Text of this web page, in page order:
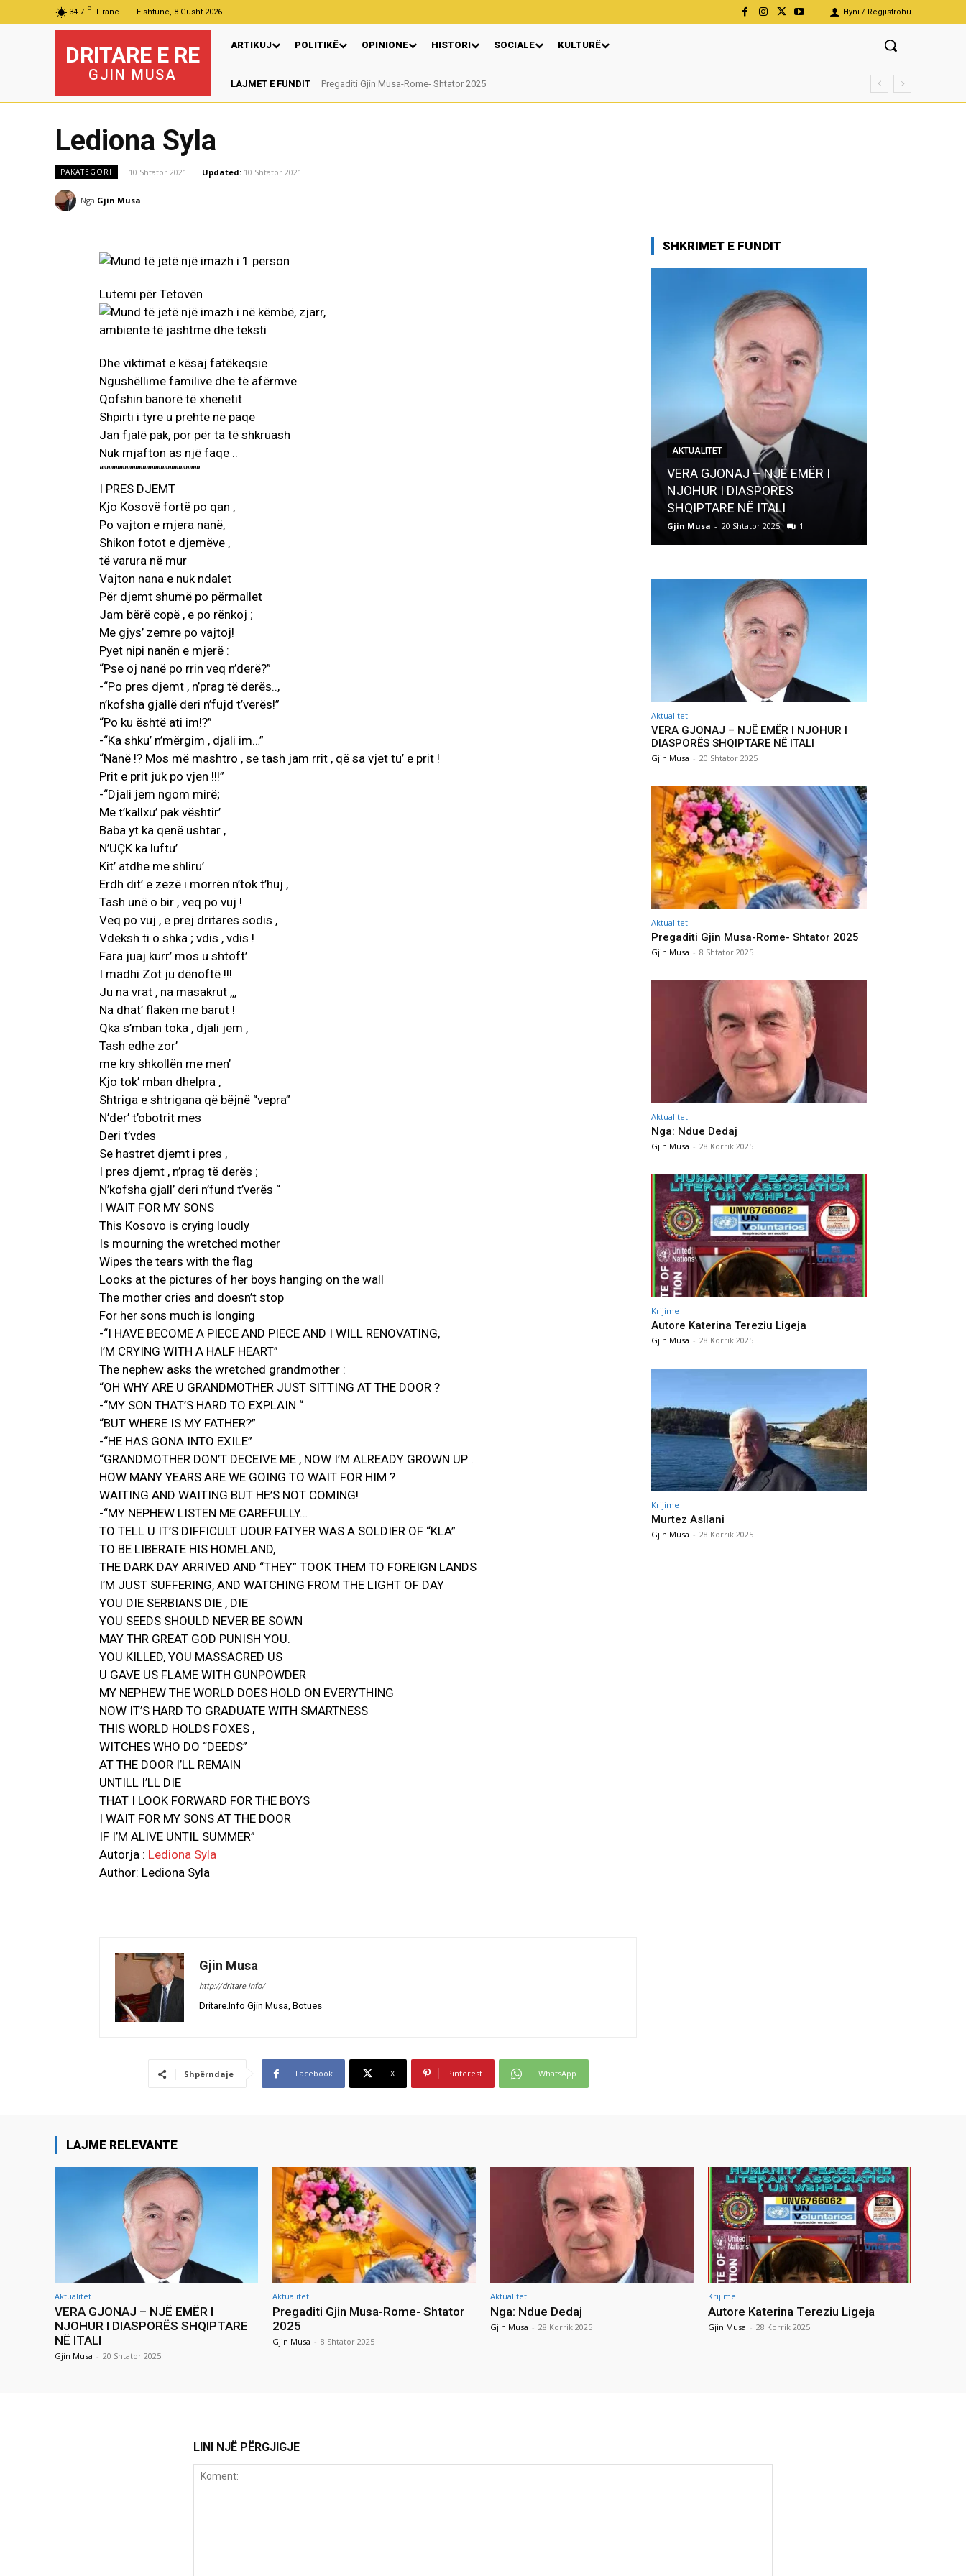
34.7 C Tiranë E shtunë, 8 Gusht 2026 Hyni / Regjistrohu
DRITARE E RE
GJIN MUSA
ARTIKUJ POLITIKË OPINIONE HISTORI SOCIALE KULTURË
LAJMET E FUNDIT Pregaditi Gjin Musa-Rome- Shtator 2025
Lediona Syla
PAKATEGORI 10 Shtator 2021 Updated: 10 Shtator 2021
Nga Gjin Musa
Lutemi për Tetovën
Dhe viktimat e kësaj fatëkeqsie
Ngushëllime familive dhe të afërmve
Qofshin banorë të xhenetit
Shpirti i tyre u prehtë në paqe
Jan fjalë pak, por për ta të shkruash
Nuk mjafton as një faqe ..
“”””””””””””””””””””””””””””
I PRES DJEMT
Kjo Kosovë fortë po qan ,
Po vajton e mjera nanë,
Shikon fotot e djemëve ,
të varura në mur
Vajton nana e nuk ndalet
Për djemt shumë po përmallet
Jam bërë copë , e po rënkoj ;
Me gjys’ zemre po vajtoj!
Pyet nipi nanën e mjerë :
“Pse oj nanë po rrin veq n’derë?”
-“Po pres djemt , n’prag të derës..,
n’kofsha gjallë deri n’fujd t’verës!”
“Po ku është ati im!?”
-“Ka shku’ n’mërgim , djali im…”
“Nanë !? Mos më mashtro , se tash jam rrit , që sa vjet tu’ e prit !
Prit e prit juk po vjen !!!”
-“Djali jem ngom mirë;
Me t’kallxu’ pak vështir’
Baba yt ka qenë ushtar ,
N’UÇK ka luftu’
Kit’ atdhe me shliru’
Erdh dit’ e zezë i morrën n’tok t’huj ,
Tash unë o bir , veq po vuj !
Veq po vuj , e prej dritares sodis ,
Vdeksh ti o shka ; vdis , vdis !
Fara juaj kurr’ mos u shtoft’
I madhi Zot ju dënoftë !!!
Ju na vrat , na masakrut ,,,
Na dhat’ flakën me barut !
Qka s’mban toka , djali jem ,
Tash edhe zor’
me kry shkollën me men’
Kjo tok’ mban dhelpra ,
Shtriga e shtrigana që bëjnë “vepra”
N’der’ t’obotrit mes
Deri t’vdes
Se hastret djemt i pres ,
I pres djemt , n’prag të derës ;
N’kofsha gjall’ deri n’fund t’verës “
I WAIT FOR MY SONS
This Kosovo is crying loudly
Is mourning the wretched mother
Wipes the tears with the flag
Looks at the pictures of her boys hanging on the wall
The mother cries and doesn’t stop
For her sons much is longing
-“I HAVE BECOME A PIECE AND PIECE AND I WILL RENOVATING,
I’M CRYING WITH A HALF HEART”
The nephew asks the wretched grandmother :
“OH WHY ARE U GRANDMOTHER JUST SITTING AT THE DOOR ?
-“MY SON THAT’S HARD TO EXPLAIN “
“BUT WHERE IS MY FATHER?”
-“HE HAS GONA INTO EXILE”
“GRANDMOTHER DON’T DECEIVE ME , NOW I’M ALREADY GROWN UP .
HOW MANY YEARS ARE WE GOING TO WAIT FOR HIM ?
WAITING AND WAITING BUT HE’S NOT COMING!
-“MY NEPHEW LISTEN ME CAREFULLY…
TO TELL U IT’S DIFFICULT UOUR FATYER WAS A SOLDIER OF “KLA”
TO BE LIBERATE HIS HOMELAND,
THE DARK DAY ARRIVED AND “THEY” TOOK THEM TO FOREIGN LANDS
I’M JUST SUFFERING, AND WATCHING FROM THE LIGHT OF DAY
YOU DIE SERBIANS DIE , DIE
YOU SEEDS SHOULD NEVER BE SOWN
MAY THR GREAT GOD PUNISH YOU.
YOU KILLED, YOU MASSACRED US
U GAVE US FLAME WITH GUNPOWDER
MY NEPHEW THE WORLD DOES HOLD ON EVERYTHING
NOW IT’S HARD TO GRADUATE WITH SMARTNESS
THIS WORLD HOLDS FOXES ,
WITCHES WHO DO “DEEDS”
AT THE DOOR I’LL REMAIN
UNTILL I’LL DIE
THAT I LOOK FORWARD FOR THE BOYS
I WAIT FOR MY SONS AT THE DOOR
IF I’M ALIVE UNTIL SUMMER”
Autorja : Lediona Syla
Author: Lediona Syla
Gjin Musa
http://dritare.info/
Dritare.Info Gjin Musa, Botues
Shpërndaje Facebook X Pinterest WhatsApp
SHKRIMET E FUNDIT
AKTUALITET
VERA GJONAJ – NJË EMËR I
NJOHUR I DIASPORËS
SHQIPTARE NË ITALI
Gjin Musa - 20 Shtator 2025 1
Aktualitet
VERA GJONAJ – NJË EMËR I NJOHUR I
DIASPORËS SHQIPTARE NË ITALI
Gjin Musa - 20 Shtator 2025
Aktualitet
Pregaditi Gjin Musa-Rome- Shtator 2025
Gjin Musa - 8 Shtator 2025
Aktualitet
Nga: Ndue Dedaj
Gjin Musa - 28 Korrik 2025
Krijime
Autore Katerina Tereziu Ligeja
Gjin Musa - 28 Korrik 2025
Krijime
Murtez Asllani
Gjin Musa - 28 Korrik 2025
LAJME RELEVANTE
Aktualitet
VERA GJONAJ – NJË EMËR I
NJOHUR I DIASPORËS SHQIPTARE
NË ITALI
Gjin Musa - 20 Shtator 2025
Aktualitet
Pregaditi Gjin Musa-Rome- Shtator
2025
Gjin Musa - 8 Shtator 2025
Aktualitet
Nga: Ndue Dedaj
Gjin Musa - 28 Korrik 2025
Krijime
Autore Katerina Tereziu Ligeja
Gjin Musa - 28 Korrik 2025
LINI NJË PËRGJIGJE